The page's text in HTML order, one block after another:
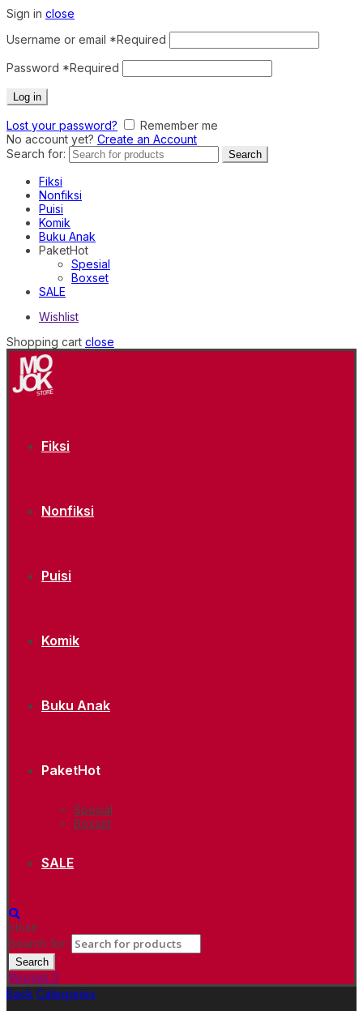
Sign in close
Username or email *Required
Password *Required
Log in
Lost your password?
Remember me
No account yet? Create an Account
Search for:
Search
Fiksi
Nonfiksi
Puisi
Komik
Buku Anak
PaketHot
Spesial
Boxset
SALE
Wishlist
Shopping cart close
Fiksi
Nonfiksi
Puisi
Komik
Buku Anak
PaketHot
Spesial
Boxset
SALE
close
Search for:
Search
Wishlist 0
Back Categories